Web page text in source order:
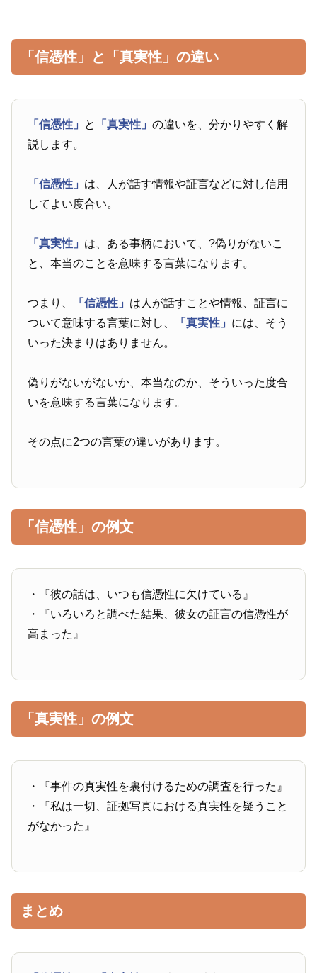
「信憑性」と「真実性」の違い
「信憑性」 と 「真実性」の違いを、分かりやすく解
説します。
「信憑性」 は、人が話す情報や証言などに対し信用
してよい度合い。
「真実性」 は、ある事柄において、?偽りがないこ
と、本当のことを意味する言葉になります。
つまり、 「信憑性」 は人が話すことや情報、証言に
ついて意味する言葉に対し、
「真実性」 には、そう
いった決まりはありません。
偽りがないがないか、本当なのか、そういった度合
いを意味する言葉になります。
その点に2つの言葉の違いがあります。
「信憑性」の例文
・『彼の話は、いつも信憑性に欠けている』
・『いろいろと調べた結果、彼女の証言の信憑性が
高まった』
「真実性」の例文
・『事件の真実性を裏付けるための調査を行った』
・『私は一切、証拠写真における真実性を疑うこと
がなかった』
まとめ